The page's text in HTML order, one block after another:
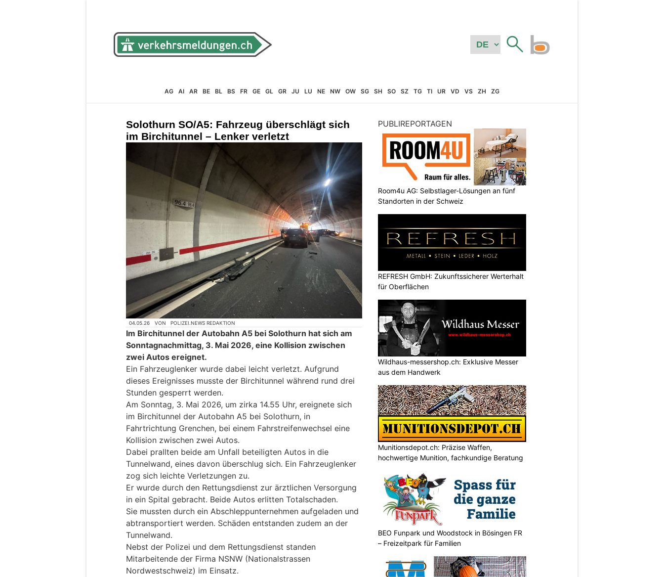
AG AI AR BE BL BS FR GE GL GR JU LU NE NW OW SG SH SO SZ TG TI UR VD VS ZH ZG
Solothurn SO/A5: Fahrzeug überschlägt sich
im Birchitunnel – Lenker verletzt
04.05.26 VON POLIZEI.NEWS REDAKTION
Im Birchitunnel der Autobahn A5 bei Solothurn hat sich am
Sonntagnachmittag, 3. Mai 2026, eine Kollision zwischen
zwei Autos ereignet.
Ein Fahrzeuglenker wurde dabei leicht verletzt. Aufgrund
dieses Ereignisses musste der Birchitunnel während rund drei
Stunden gesperrt werden.
Am Sonntag, 3. Mai 2026, um zirka 14.55 Uhr, ereignete sich
im Birchitunnel der Autobahn A5 bei Solothurn, in
Fahrtrichtung Grenchen, bei einem Fahrstreifenwechsel eine
Kollision zwischen zwei Autos.
Dabei prallten beide am Unfall beteiligten Autos in die
Tunnelwand, eines davon überschlug sich. Ein Fahrzeuglenker
zog sich leichte Verletzungen zu.
Er wurde durch den Rettungsdienst zur ärztlichen Versorgung
in ein Spital gebracht. Beide Autos erlitten Totalschaden.
Sie mussten durch ein Abschleppunternehmen aufgeladen und
abtransportiert werden. Schäden entstanden zudem an der
Tunnelwand.
Nebst der Polizei und dem Rettungsdienst standen
Mitarbeitende der Firma NSNW (Nationalstrassen
Nordwestschweiz) im Einsatz.
PUBLIREPORTAGEN
Room4u AG: Selbstlager-Lösungen an fünf
Standorten in der Schweiz
REFRESH GmbH: Zukunftssicherer Werterhalt
für Oberflächen
Wildhaus-messershop.ch: Exklusive Messer
aus dem Handwerk
Munitionsdepot.ch: Präzise Waffen,
hochwertige Munition, fachkundige Beratung
BEO Funpark und Woodstock in Bösingen FR
– Freizeitpark für Familien